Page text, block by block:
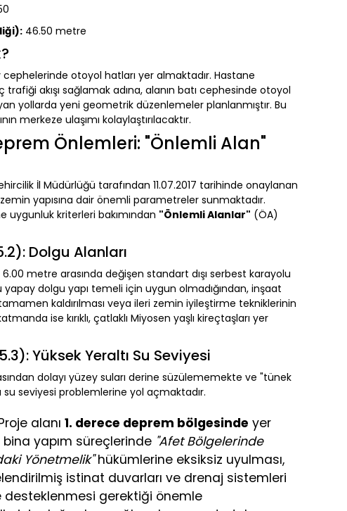
46.50 metre
otoyol hatları yer almaktadır. Hastane
akışı sağlamak adına, alanın batı cephesinde otoyol
yollarda yeni geometrik düzenlemeler planlanmıştır. Bu
merkeze ulaşımı kolaylaştırılacaktır.
Önlemleri: "Önlemli Alan"
İl Müdürlüğü tarafından 11.07.2017 tarihinde onaylanan
yapısına dair önemli parametreler sunmaktadır.
uygunluk kriterleri bakımından "Önlemli Alanlar" (ÖA)
Dolgu Alanları
6.00 metre arasında değişen standart dışı serbest karayolu
dolgu yapı temeli için uygun olmadığından, inşaat
kaldırılması veya ileri zemin iyileştirme tekniklerinin
ise kırıklı, çatlaklı Miyosen yaşlı kireçtaşları yer
Yüksek Yeraltı Su Seviyesi
dolayı yüzey suları derine süzülememekte ve "tünek
su seviyesi problemlerine yol açmaktadır.
alanı 1. derece deprem bölgesinde yer
yapım süreçlerinde "Afet Bölgelerinde
Yönetmelik"hükümlerine eksiksiz uyulması,
istinat duvarları ve drenaj sistemleri
desteklenmesi gerektiği önemle